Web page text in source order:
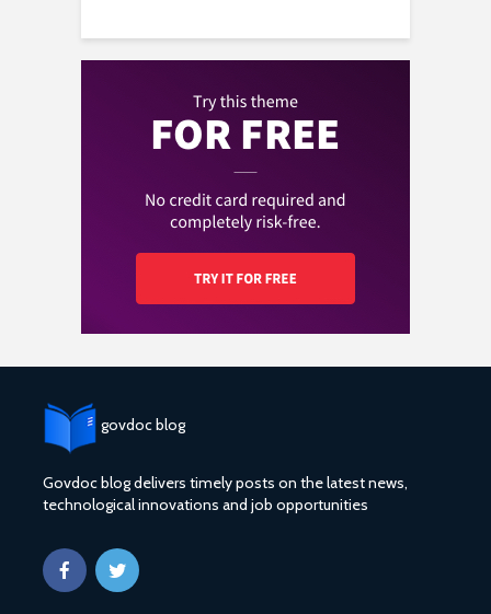
govdoc blog
Govdoc blog delivers timely posts on the latest news,
technological innovations and job opportunities